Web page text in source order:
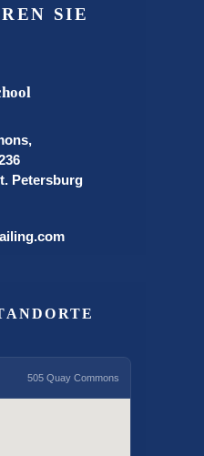
SIE
Petersburg
505 Quay Commons